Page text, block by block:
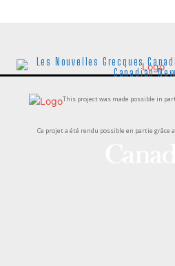
Les Nouvelles Grecques
Canadian
This project was made possible in
Ce projet a été rendu possible en partie grâce